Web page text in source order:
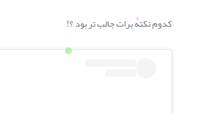
کدوم نکته برات جالب تر بود ؟!